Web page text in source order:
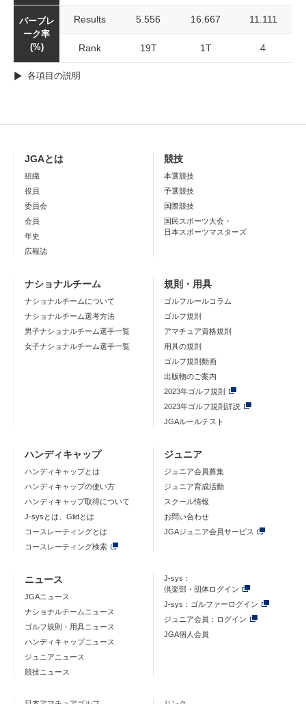
パーブレ
ーク率
(%)
Results 5.556 16.667 11.111
Rank 19T 1T 4
各項目の説明
JGAとは
組織
役員
委員会
会員
年史
広報誌
競技
本選競技
予選競技
国際競技
国民スポーツ大会・
日本スポーツマスターズ
ナショナルチーム
ナショナルチームについて
ナショナルチーム選考方法
男子ナショナルチーム選手一覧
女子ナショナルチーム選手一覧
規則・用具
ゴルフルールコラム
ゴルフ規則
アマチュア資格規則
用具の規則
ゴルフ規則動画
出版物のご案内
2023年ゴルフ規則
2023年ゴルフ規則詳説
JGAルールテスト
ハンディキャップ
ハンディキャップとは
ハンディキャップの使い方
ハンディキャップ取得について
J-sysとは、Glidとは
コースレーティングとは
コースレーティング検索
ジュニア
ジュニア会員募集
ジュニア育成活動
スクール情報
お問い合わせ
JGAジュニア会員サービス
ニュース
JGAニュース
ナショナルチームニュース
ゴルフ規則・用具ニュース
ハンディキャップニュース
ジュニアニュース
競技ニュース
J-sys：
倶楽部・団体ログイン
J-sys：ゴルファーログイン
ジュニア会員：ログイン
JGA個人会員